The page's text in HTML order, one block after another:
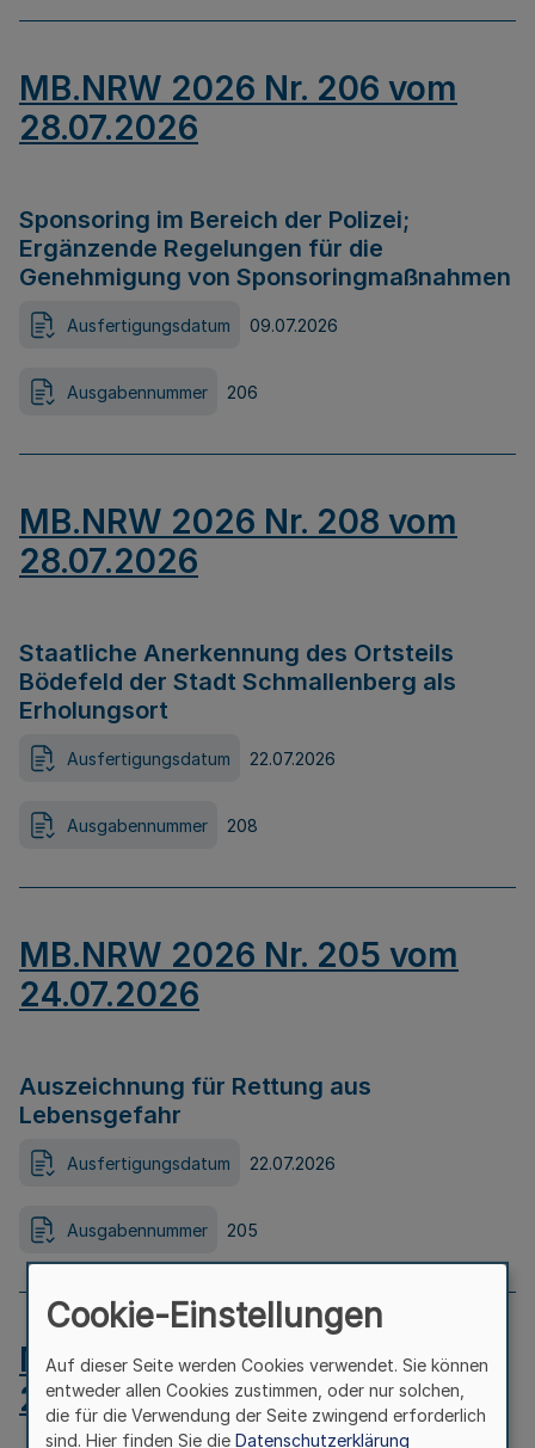
MB.NRW 2026 Nr. 206 vom
28.07.2026
Sponsoring im Bereich der Polizei;
Ergänzende Regelungen für die
Genehmigung von Sponsoringmaßnahmen
Ausfertigungsdatum 09.07.2026
Ausgabennummer 206
MB.NRW 2026 Nr. 208 vom
28.07.2026
Staatliche Anerkennung des Ortsteils
Bödefeld der Stadt Schmallenberg als
Erholungsort
Ausfertigungsdatum 22.07.2026
Ausgabennummer 208
MB.NRW 2026 Nr. 205 vom
24.07.2026
Auszeichnung für Rettung aus
Lebensgefahr
Ausfertigungsdatum 22.07.2026
Ausgabennummer 205
MB.NRW 2026 Nr. 204 vom
24.07.2026
Cookie-Einstellungen
Auf dieser Seite werden Cookies verwendet. Sie können
entweder allen Cookies zustimmen, oder nur solchen,
die für die Verwendung der Seite zwingend erforderlich
sind. Hier finden Sie die Datenschutzerklärung